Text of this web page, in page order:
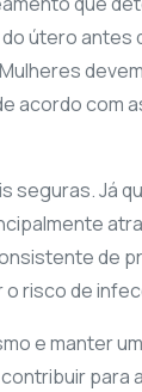
útero antes
acordo com
seguras. Já
de
o risco de
e manter
para